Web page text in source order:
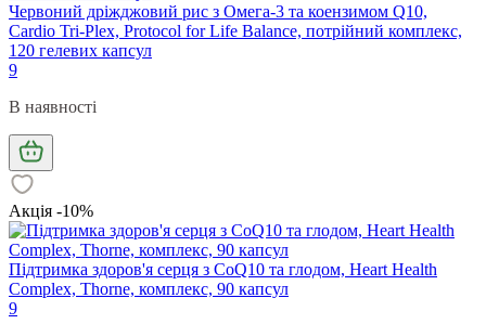
Червоний дріжджовий рис з Омега-3 та коензимом Q10,
Cardio Tri-Plex, Protocol for Life Balance, потрійний комплекс,
120 гелевих капсул
9
В наявності
Акція -10%
Підтримка здоров'я серця з CoQ10 та глодом, Heart Health
Complex, Thorne, комплекс, 90 капсул
9